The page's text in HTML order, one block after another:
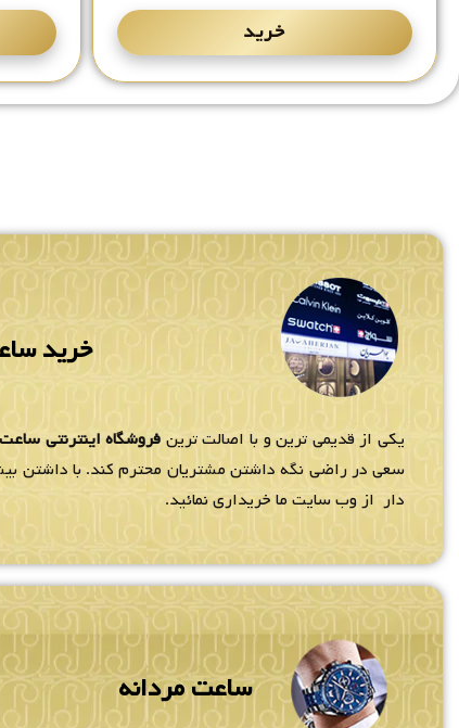
خرید
خرید
یکی از قدیمی ترین و با اصالت ترین فروشگاه اینترنتی ساعت
سعی در راضی نگه داشتن مشتریان محترم کند. با داشتن بیش از 80
دار از وب سایت ما خریداری نمائید.
ساعت مردانه